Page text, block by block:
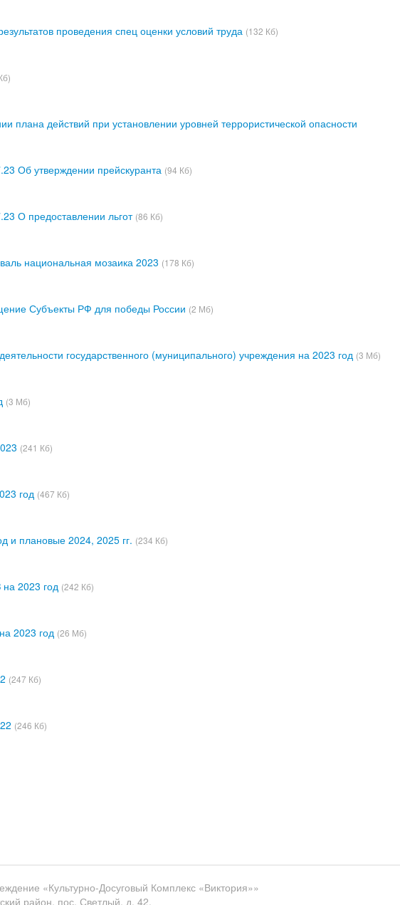
проведения спец оценки условий труда (132 Кб)
плана действий при установлении уровней террористической опасности
Об утверждении прейскуранта (94 Кб)
О предоставлении льгот (86 Кб)
национальная мозаика 2023 (178 Кб)
Субъекты РФ для победы России (2 Мб)
государственного (муниципального) учреждения на 2023 год (3 Мб)
(3 Мб)
(241 Кб)
год (467 Кб)
и плановые 2024, 2025 гг. (234 Кб)
2023 год (242 Кб)
2023 год (26 Мб)
(247 Кб)
(246 Кб)
«Культурно-Досуговый Комплекс «Виктория»»
район, пос. Светлый, д. 42.